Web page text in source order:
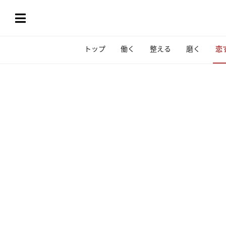
トップ 働く 整える 磨く 恋